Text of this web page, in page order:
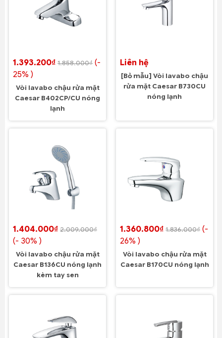
1.393.200₫ 1.858.000₫ (-
25% )
Vòi lavabo chậu rửa mặt
Caesar B402CP/CU nóng
lạnh
Liên hệ
[Bỏ mẫu] Vòi lavabo chậu
rửa mặt Caesar B730CU
nóng lạnh
1.404.000₫ 2.009.000₫
(- 30% )
Vòi lavabo chậu rửa mặt
Caesar B136CU nóng lạnh
kèm tay sen
1.360.800₫ 1.836.000₫ (-
26% )
Vòi lavabo chậu rửa mặt
Caesar B170CU nóng lạnh